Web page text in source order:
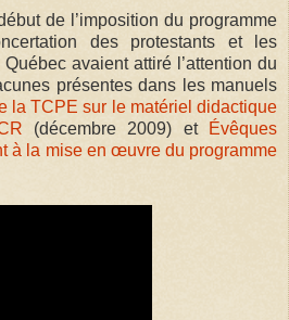
de l’imposition du programme
des protestants et les
avaient attiré l’attention du
présentes dans les manuels
la TCPE sur le matériel didactique
(décembre 2009) et
Évêques
à la mise en œuvre du programme